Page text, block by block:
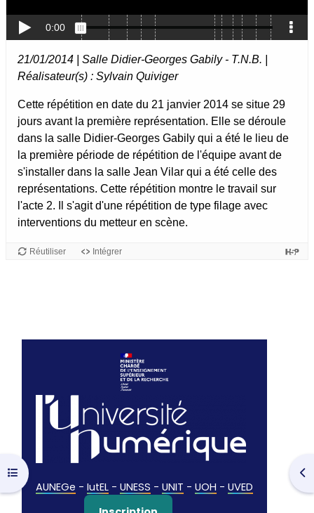
Ouvrir l’index du cours
AUNEGe - IutEL - UNESS - UNIT - UOH - UVED